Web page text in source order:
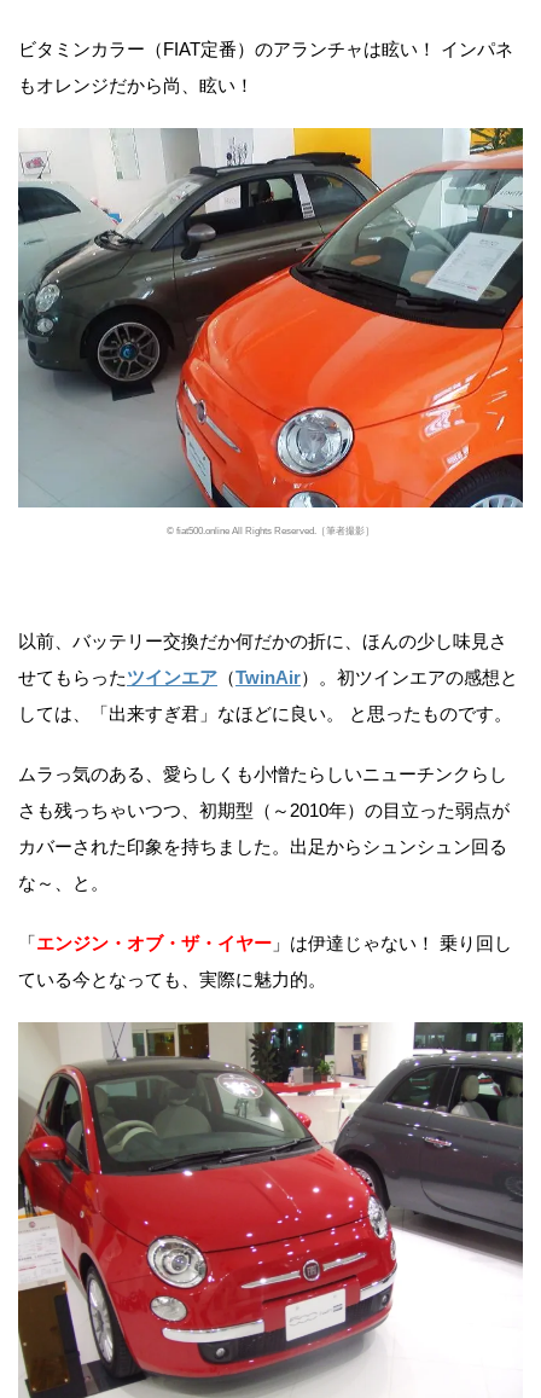
ビタミンカラー（FIAT定番）のアランチャは眩い！ インパネ
もオレンジだから尚、眩い！
© fiat500.online All Rights Reserved.［筆者撮影］
以前、バッテリー交換だか何だかの折に、ほんの少し味見さ
せてもらったツインエア （TwinAir）。初ツインエアの感想と
しては、「出来すぎ君」なほどに良い。 と思ったものです。
ムラっ気のある、愛らしくも小憎たらしいニューチンクらし
さも残っちゃいつつ、初期型（～2010年）の目立った弱点が
カバーされた印象を持ちました。出足からシュンシュン回る
な～、と。
「エンジン・オブ・ザ・イヤー 」は伊達じゃない！ 乗り回し
ている今となっても、実際に魅力的。